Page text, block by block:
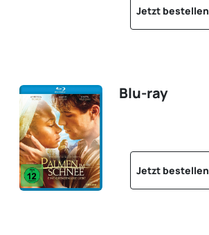
Jetzt bestellen
Blu-ray
Jetzt bestellen